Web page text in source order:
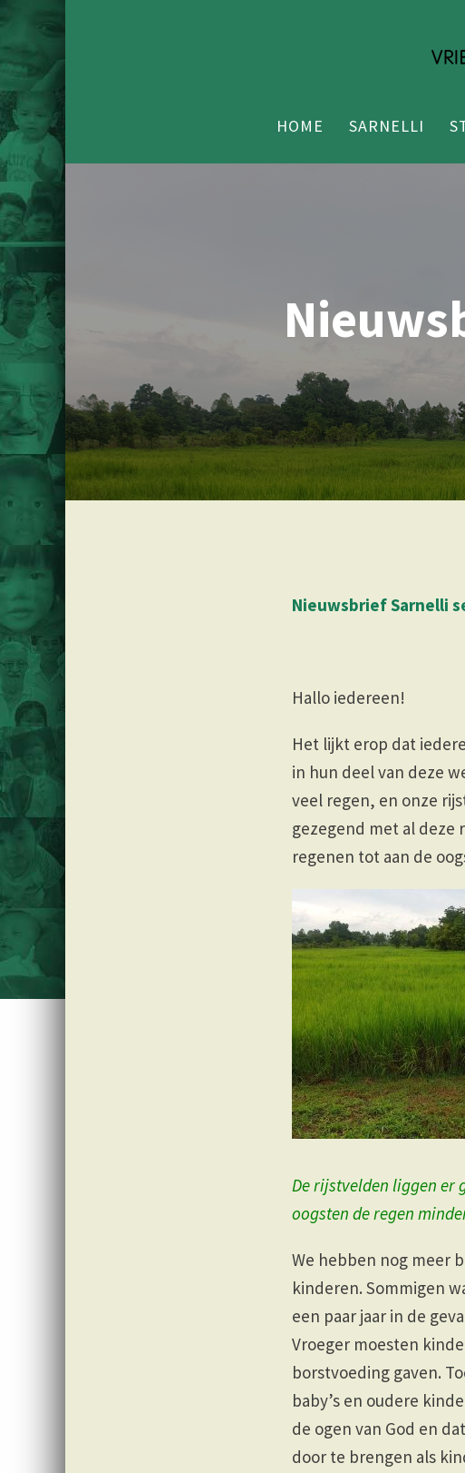
HOME SARNELLI
Nieuwsbrief Sarnelli
Hallo iedereen!
Het lijkt erop dat
in hun deel van deze
veel regen, en onze
gezegend met al deze
regenen tot aan de
De rijstvelden liggen er
oogsten de regen
We hebben nog meer
kinderen. Sommigen
een paar jaar in de
Vroeger moesten
borstvoeding gaven.
baby’s en oudere
de ogen van God en
door te brengen als